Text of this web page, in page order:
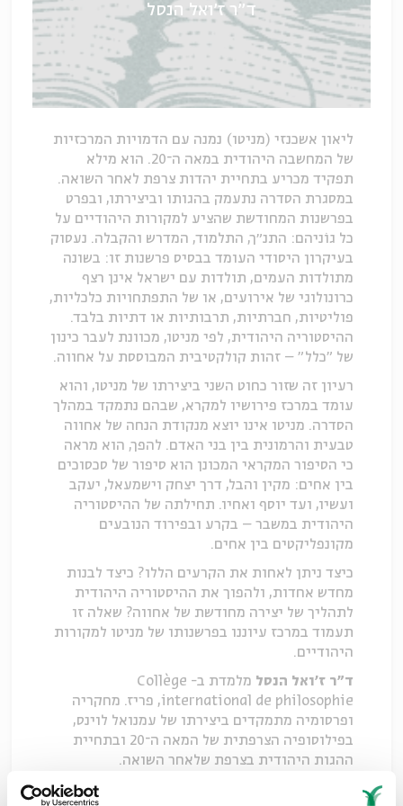
ד׳׳ר ז׳ואל הנסל
ליאון אשכנזי (מניטו) נמנה עם הדמויות המרכזיות
של המחשבה היהודית במאה ה־20. הוא מילא
תפקיד מכריע בתחיית יהדות צרפת לאחר השואה.
במסגרת הסדרה נתעמק בהגותו וביצירתו, ובפרט
בפרשנות המחודשת שהציע למקורות היהודיים על
כל גוֹניהם: התנ״ך, התלמוד, המדרש והקבלה. נעסוק
בעיקרון היסודי העומד בבסיס פרשנות זו: בשונה
מתולדות העמים, תולדות עם ישראל אינן רצף
כרונולוגי של אירועים, או של התפתחויות כלכליות,
פוליטיות, חברתיות, תרבותיות או דתיות בלבד.
ההיסטוריה היהודית, לפי מניטו, מכוונת לעבר כינון
של "כלל" – זהות קולקטיבית המבוססת על אחווה.
רעיון זה שזור כחוט השני ביצירתו של מניטו, והוא
עומד במרכז פירושיו למקרא, שבהם נתמקד במהלך
הסדרה. מניטו אינו יוצא מנקודת הנחה של אחווה
טבעית והרמונית בין בני האדם. להפך, הוא מראה
כי הסיפור המקראי המכונן הוא סיפור של סכסוכים
בין אחים: מקין והבל, דרך יצחק וישמעאל, יעקב
ועשיו, ועד יוסף ואחיו. תחילתה של ההיסטוריה
היהודית במשבר – בקרע ובפירוד הנובעים
מקונפליקטים בין אחים.
כיצד ניתן לאחות את הקרעים הללו? כיצד לבנות
מחדש אחדות, ולהפוך את ההיסטוריה היהודית
לתהליך של יצירה מחודשת של אחווה? שאלה זו
תעמוד במרכז עיוננו בפרשנותו של מניטו למקורות
היהודיים.
ד"ר ז'ואל הנסל
מלמדת ב- Collège
international de philosophie, פריז. מחקריה
ופרסומיה מתמקדים ביצירתו של עמנואל לוינס,
בפילוסופיה הצרפתית של המאה ה־20 ובתחיית
ההגות היהודית בצרפת שלאחר השואה.